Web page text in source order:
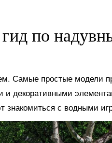
гид по
Самые простые модели
и декоративными
знакомиться с водными